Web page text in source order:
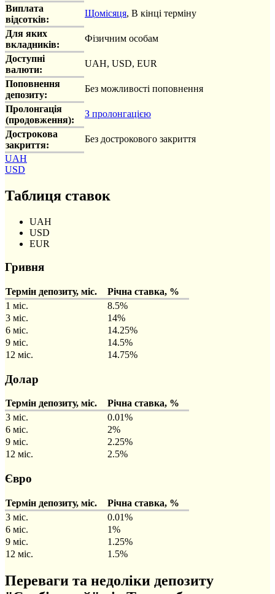
Виплата
відсотків:
Щомісяця, В кінці терміну
Для яких
вкладників:
Фізичним особам
Доступні
валюти:
UAH, USD, EUR
Поповнення
депозиту:
Без можливості поповнення
Пролонгація
(продовження):
З пролонгацією
Дострокова
закриття:
Без дострокового закриття
UAH
USD
Таблиця ставок
UAH
USD
EUR
Гривня
Термін депозиту, міс.
Річна ставка, %
1 міс.
8.5%
3 міс.
14%
6 міс.
14.25%
9 міс.
14.5%
12 міс.
14.75%
Долар
Термін депозиту, міс.
Річна ставка, %
3 міс.
0.01%
6 міс.
2%
9 міс.
2.25%
12 міс.
2.5%
Євро
Термін депозиту, міс.
Річна ставка, %
3 міс.
0.01%
6 міс.
1%
9 міс.
1.25%
12 міс.
1.5%
Переваги та недоліки депозиту